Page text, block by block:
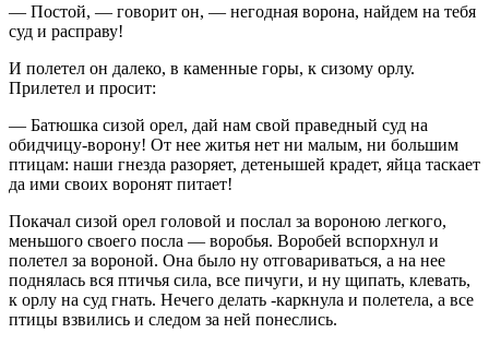
— Постой, — говорит он, — негодная ворона, найдем на тебя
суд и расправу!
И полетел он далеко, в каменные горы, к сизому орлу.
Прилетел и просит:
— Батюшка сизой орел, дай нам свой праведный суд на
обидчицу-ворону! От нее житья нет ни малым, ни большим
птицам: наши гнезда разоряет, детенышей крадет, яйца таскает
да ими своих воронят питает!
Покачал сизой орел головой и послал за вороною легкого,
меньшого своего посла — воробья. Воробей вспорхнул и
полетел за вороной. Она было ну отговариваться, а на нее
поднялась вся птичья сила, все пичуги, и ну щипать, клевать,
к орлу на суд гнать. Нечего делать -каркнула и полетела, а все
птицы взвились и следом за ней понеслись.